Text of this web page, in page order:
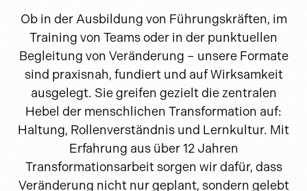
Ob in der Ausbildung von Führungskräften, im
Training von Teams oder in der punktuellen
Begleitung von Veränderung – unsere Formate
sind praxisnah, fundiert und auf Wirksamkeit
ausgelegt. Sie greifen gezielt die zentralen
Hebel der menschlichen Transformation auf:
Haltung, Rollenverständnis und Lernkultur. Mit
Erfahrung aus über 12 Jahren
Transformationsarbeit sorgen wir dafür, dass
Veränderung nicht nur geplant, sondern gelebt